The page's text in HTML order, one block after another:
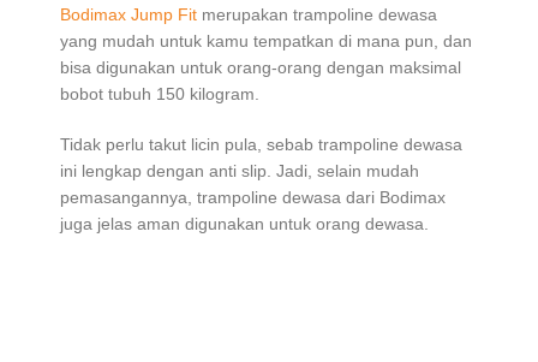
Bodimax Jump Fit merupakan trampoline dewasa
yang mudah untuk kamu tempatkan di mana pun, dan
bisa digunakan untuk orang-orang dengan maksimal
bobot tubuh 150 kilogram.
Tidak perlu takut licin pula, sebab trampoline dewasa
ini lengkap dengan anti slip. Jadi, selain mudah
pemasangannya, trampoline dewasa dari Bodimax
juga jelas aman digunakan untuk orang dewasa.